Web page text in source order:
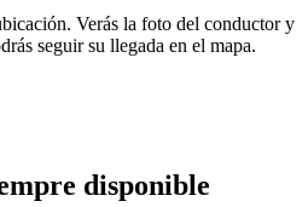
Verás la foto del conductor y
seguir su llegada en el mapa.
disponible